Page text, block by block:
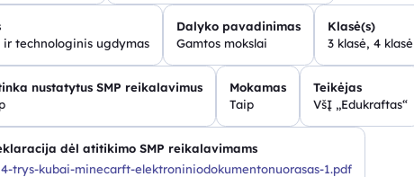
technologinis ugdymas
Dalyko pavadinimas
Gamtos mokslai
Klasė(s)
3 klasė, 4 klasė
nustatytus SMP reikalavimus
Mokamas
Taip
Teikėjas
VšĮ „Edukraftas“
dėl atitikimo SMP reikalavimams
trys-kubai-minecarft-elektroniniodokumentonuorasas-1.pdf